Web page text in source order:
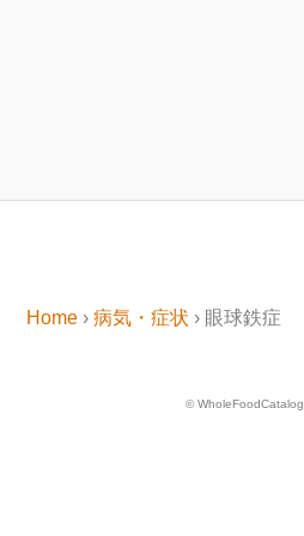
Home ›病気・症状 › 眼球鉄症
© WholeFoodCatalog